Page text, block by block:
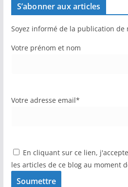
S’abonner aux articles
Soyez informé de la publication de
Votre prénom et nom
Votre adresse email*
En cliquant sur ce lien,
les articles de ce blog au moment